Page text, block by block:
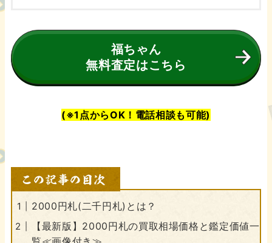
福ちゃん
無料査定はこちら
(※1点からOK！電話相談も可能)
2000円札(二千円札)とは？
【最新版】2000円札の買取相場価格と鑑定価値一